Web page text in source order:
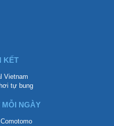
KẾT
Vietnam
tự bung
MỖI NGÀY